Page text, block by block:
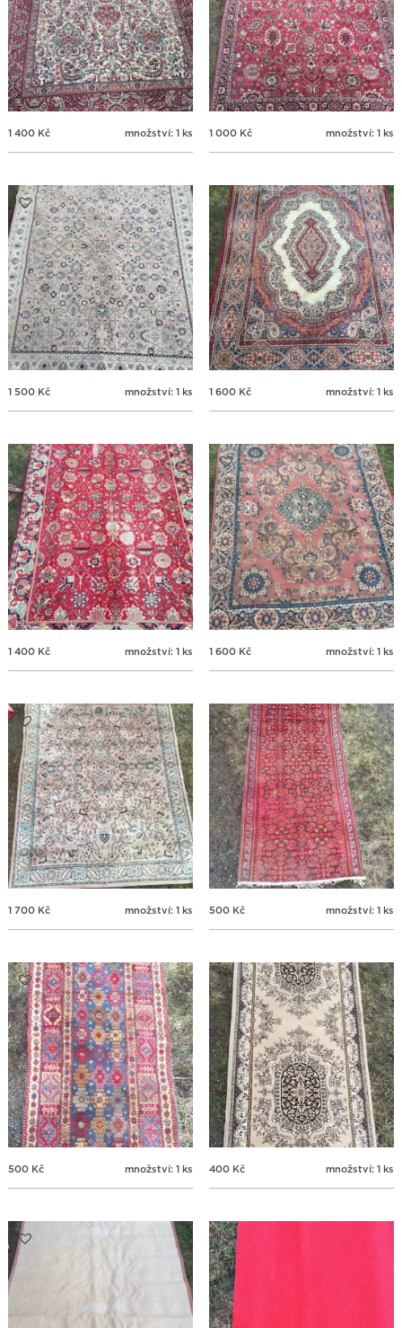
1 400 Kč množství: 1 ks 1 000 Kč množství: 1 ks
1 500 Kč množství: 1 ks 1 600 Kč množství: 1 ks
1 400 Kč množství: 1 ks 1 600 Kč množství: 1 ks
1 700 Kč množství: 1 ks 500 Kč množství: 1 ks
500 Kč množství: 1 ks 400 Kč množství: 1 ks